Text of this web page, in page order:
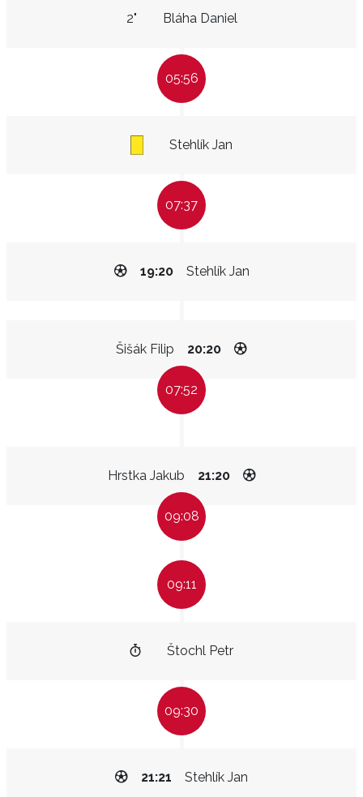
Bláha Daniel
2"
05:56
Stehlík Jan
07:37
Stehlík Jan
19:20
Šišák Filip 20:20
07:52
Hrstka Jakub 21:20
09:08
09:11
Štochl Petr
09:30
Stehlík Jan
21:21